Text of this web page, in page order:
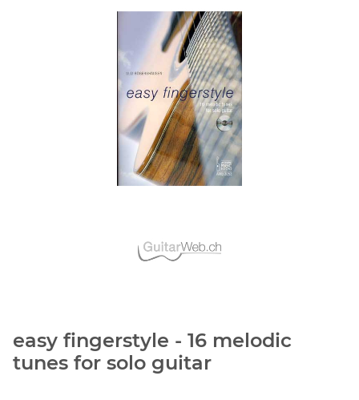
easy fingerstyle - 16 melodic
tunes for solo guitar